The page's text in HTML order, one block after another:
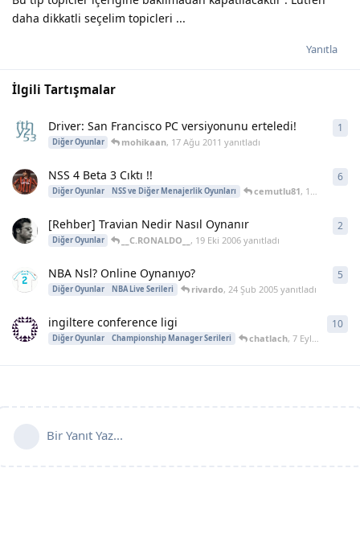
daha dikkatli seçelim topicleri ...
Yanıtla
İlgili Tartışmalar
Driver: San Francisco PC versiyonunu erteledi!
Diğer Oyunlar mohikaan, 17 Ağu 2011 yanıtladı
1
NSS 4 Beta 3 Cıktı !!
Diğer Oyunlar NSS ve Diğer Menajerlik Oyunları cemutlu81, 12 Kas 2008
6
[Rehber] Travian Nedir Nasıl Oynanır
Diğer Oyunlar __C.RONALDO__ , 19 Eki 2006 yanıtladı
2
NBA Nsl? Online Oynanıyo?
Diğer Oyunlar NBA Live Serileri rivardo, 24 Şub 2005yanıtladı
5
ingiltere conference ligi
Diğer Oyunlar Championship Manager Serileri chatlach, 7 Eyl 2004
10
Bir Yanıt Yaz...